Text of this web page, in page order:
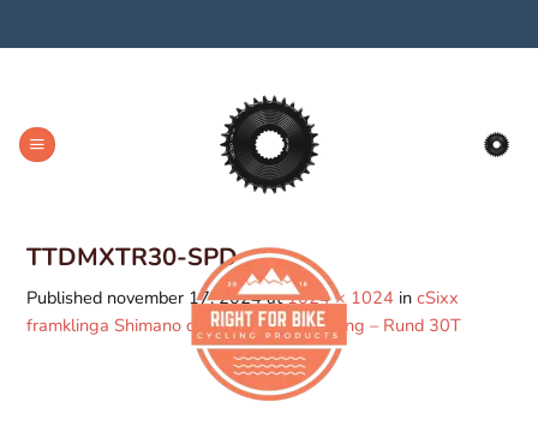
TTDMXTR30-SPD
Published november 17, 2024at1024 × 1024 incSixx
framklinga Shimano direct mount speedring – Rund 30T